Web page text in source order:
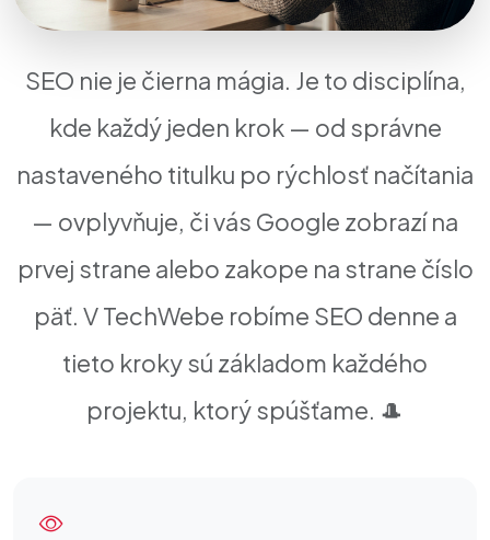
SEO nie je čierna mágia. Je to disciplína,
kde každý jeden krok — od správne
nastaveného titulku po rýchlosť načítania
— ovplyvňuje, či vás Google zobrazí na
prvej strane alebo zakope na strane číslo
päť. V TechWebe robíme SEO denne a
tieto kroky sú základom každého
projektu, ktorý spúšťame. 🎩